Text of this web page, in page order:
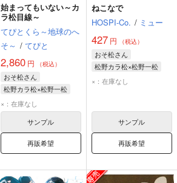
始まってもいない～カ
ラ松目線～
てぴとくら～地球のへ
そ～ / てぴと
2,860 円 （税込）
おそ松さん
松野カラ松×松野一松
松野カラ松
×：在庫なし
サンプル
再販希望
ねこなで
HOSPI-Co. / ミュー
427円 （税込）
おそ松さん
松野カラ松×松野一松
松野一松
×：在庫なし
サンプル
再販希望